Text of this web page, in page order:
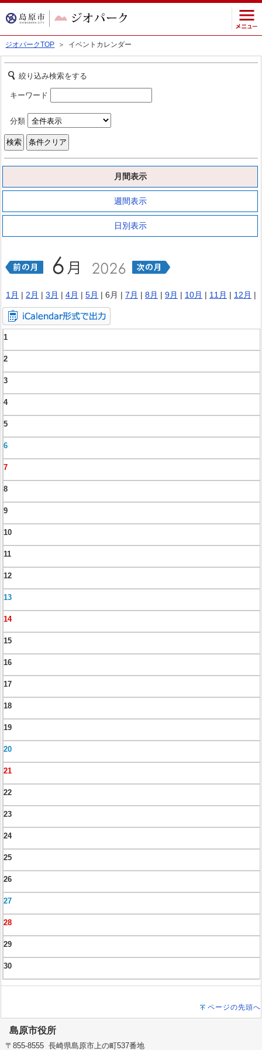
ジオパークTOP ＞ イベントカレンダー
絞り込み検索をする
キーワード
分類
月間表示
週間表示
日別表示
1月 | 2月 | 3月 | 4月 | 5月 | 6月 | 7月 | 8月 | 9月 | 10月 | 11月 | 12月 |
1
2
3
4
5
6
7
8
9
10
11
12
13
14
15
16
17
18
19
20
21
22
23
24
25
26
27
28
29
30
ページの先頭へ
島原市役所
〒855-8555 長崎県島原市上の町537番地